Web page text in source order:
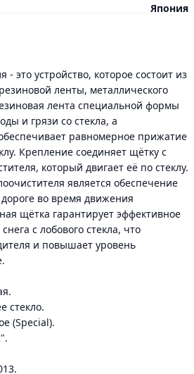
Япония
- это устройство, которое состоит из
ленты, металлического
лента специальной формы
и грязи со стекла, а
равномерное прижатие
Крепление соединяет щётку с
который двигает её по стеклу.
является обеспечение
во время движения
щётка гарантирует эффективное
с лобового стекла, что
и повышает уровень
стекло.
(Special).